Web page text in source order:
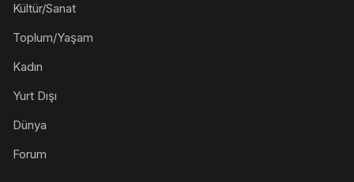
Kültür/Sanat
Toplum/Yaşam
Kadın
Yurt Dışı
Dünya
Forum